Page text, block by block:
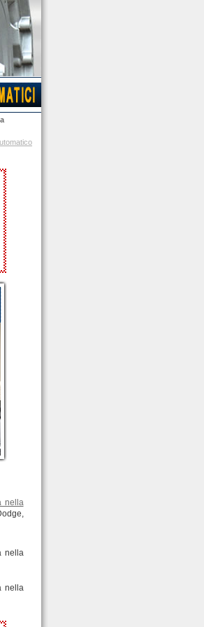
nella
nella
nella